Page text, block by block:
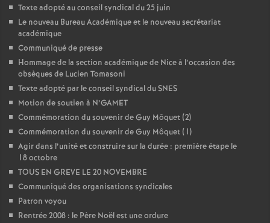
Texte adopté au conseil syndical du 25 juin
Le nouveau Bureau Académique et le nouveau secrétariat
académique
Communiqué de presse
Hommage de la section académique de Nice à l’occasion des
obsèques de Lucien Tomasoni
Texte adopté par le conseil syndical du SNES
Motion de soutien à N’GAMET
Commémoration du souvenir de Guy Môquet (2)
Commémoration du souvenir de Guy Môquet (1)
Agir dans l’unité et construire sur la durée : première étape le
18 octobre
TOUS EN GREVE LE 20 NOVEMBRE
Communiqué des organisations syndicales
Patron voyou
Rentrée 2008 : le Père Noël est une ordure